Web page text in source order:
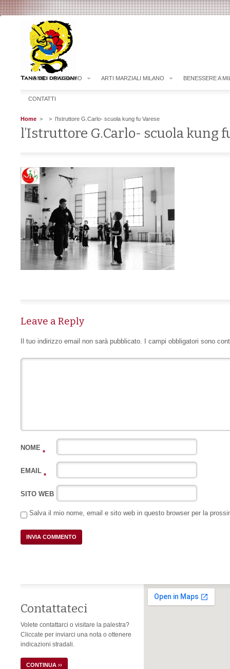
HOME CHI SIAMO ARTI MARZIALI MILANO BENESSERE A
CONTATTI
Home > > l’Istruttore G.Carlo- scuola kung fu Varese
l’Istruttore G.Carlo- scuola kung
Leave a Reply
Il tuo indirizzo email non sarà pubblicato. I campi obbligatori sono
NOME
*
EMAIL
*
SITO WEB
Salva il mio nome, email e sito web in questo browser per la
Contattateci
Volete contattarci o visitare la palestra?
Cliccate per inviarci una nota o ottenere
indicazioni stradali.
CONTINUA ››